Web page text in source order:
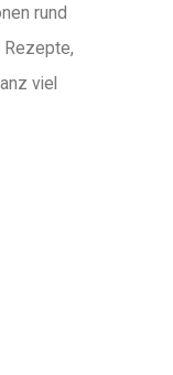
rund
Rezepte,
viel